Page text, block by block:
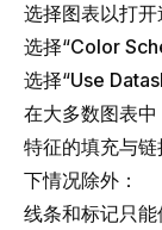
选择图表以打开
选择“Color
选择“Use
在大多数图表中
特征的填充与
下情况除外：
线条和标记只能